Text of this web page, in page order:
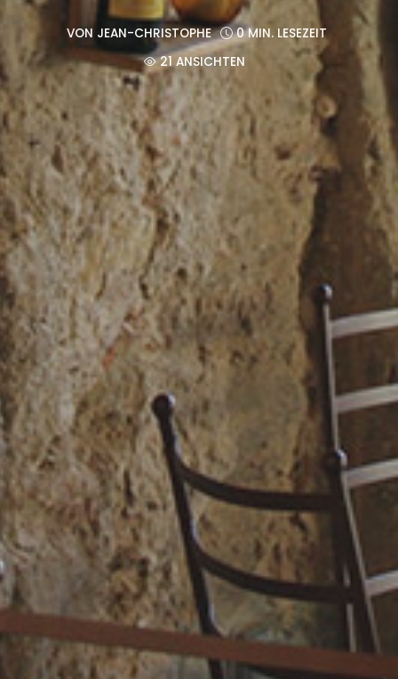
VON JEAN-CHRISTOPHE
0 MIN. LESEZEIT
21 ANSICHTEN